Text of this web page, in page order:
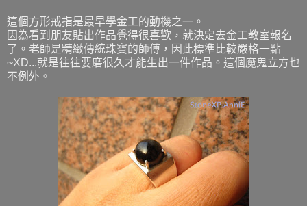
這個方形戒指是最早學金工的動機之一。
因為看到朋友貼出作品覺得很喜歡，就決定去金工教室報名
了。老師是精緻傳統珠寶的師傅，因此標準比較嚴格一點
~XD...就是往往要磨很久才能生出一件作品。這個魔鬼立方也
不例外。